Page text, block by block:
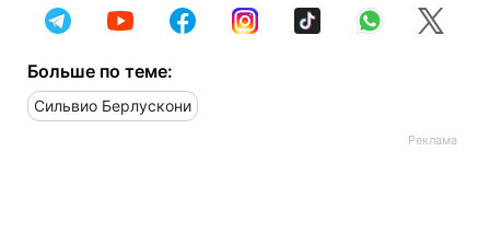
Больше по теме:
Сильвио Берлускони